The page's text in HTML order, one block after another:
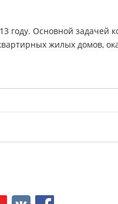
году. Основной задачей
жилых домов,